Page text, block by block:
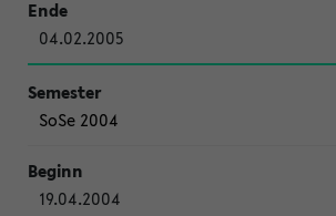
04.02.2005
SoSe 2004
19.04.2004